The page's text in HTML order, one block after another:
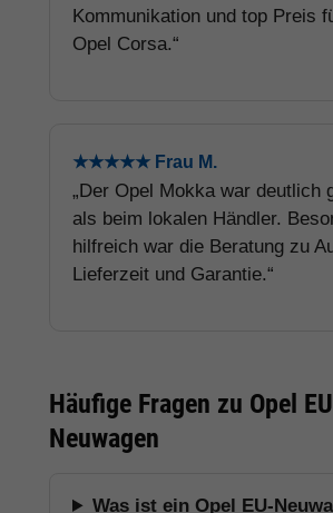
Kommunikation und top Preis
Opel Corsa.“
★★★★★ Frau M.
„Der Opel Mokka war deutlich
als beim lokalen Händler.
hilfreich war die Beratung zu
Lieferzeit und Garantie.“
Häufige Fragen zu Opel
Neuwagen
Was ist ein Opel EU-